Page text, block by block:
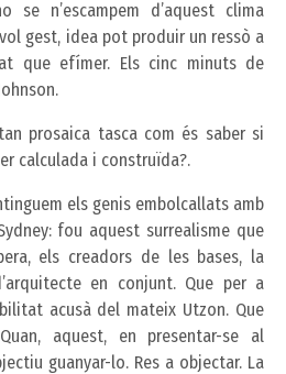
se n’escampem d’aquest clima
gest, idea pot produir un ressò a
que efímer. Els cinc minuts de
prosaica tasca com és saber si
calculada i construïda?.
els genis embolcallats amb
fou aquest surrealisme que
els creadors de les bases, la
en conjunt. Que per a
acusà del mateix Utzon. Que
aquest, en presentar-se al
guanyar-lo. Res a objectar. La